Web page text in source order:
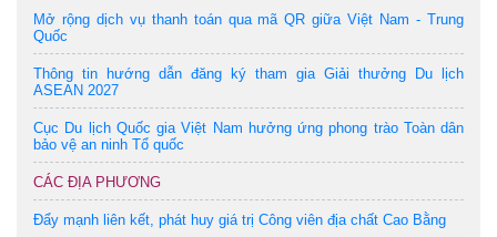
Mở rộng dịch vụ thanh toán qua mã QR giữa Việt Nam - Trung
Quốc
Thông tin hướng dẫn đăng ký tham gia Giải thưởng Du lịch
ASEAN 2027
Cục Du lịch Quốc gia Việt Nam hưởng ứng phong trào Toàn dân
bảo vệ an ninh Tổ quốc
CÁC ĐỊA PHƯƠNG
Đẩy mạnh liên kết, phát huy giá trị Công viên địa chất Cao Bằng